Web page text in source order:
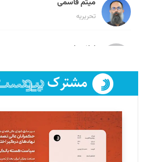
میثم قاسمی
تحریریه
لیلا حنارود
فائزه فتحی رستمی
تحریریه
سروش کرمیان
تحریریه